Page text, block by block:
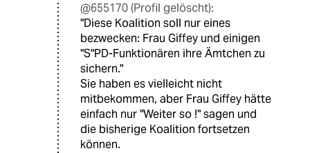
@655170 (Profil gelöscht):
"Diese Koalition soll nur eines
bezwecken: Frau Giffey und einigen
"S"PD-Funktionären ihre Ämtchen zu
sichern."
Sie haben es vielleicht nicht
mitbekommen, aber Frau Giffey hätte
einfach nur "Weiter so !" sagen und
die bisherige Koalition fortsetzen
können.